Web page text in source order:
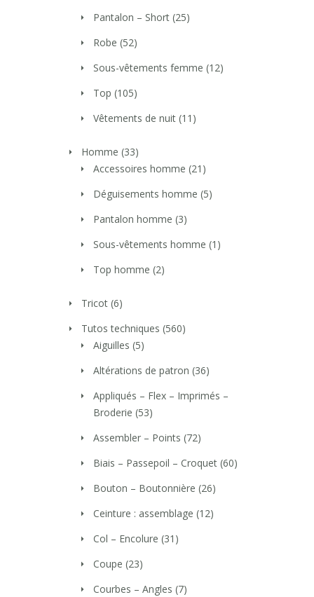
Pantalon – Short (25)
Robe (52)
Sous-vêtements femme (12)
Top (105)
Vêtements de nuit (11)
Homme (33)
Accessoires homme (21)
Déguisements homme (5)
Pantalon homme (3)
Sous-vêtements homme (1)
Top homme (2)
Tricot (6)
Tutos techniques (560)
Aiguilles (5)
Altérations de patron (36)
Appliqués – Flex – Imprimés –
Broderie (53)
Assembler – Points (72)
Biais – Passepoil – Croquet (60)
Bouton – Boutonnière (26)
Ceinture : assemblage (12)
Col – Encolure (31)
Coupe (23)
Courbes – Angles (7)